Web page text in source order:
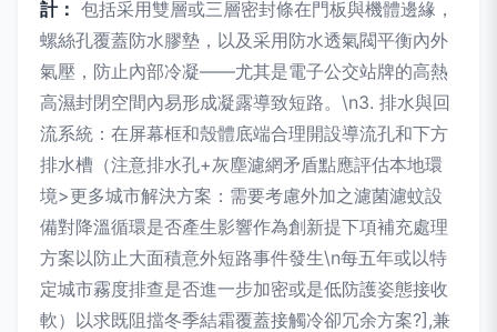
計： 包括采用雙層或三層密封條在門板與機體邊緣，
螺絲孔覆蓋防水膠墊，以及采用防水透氣閥平衡內外
氣壓，防止內部冷凝——尤其是電子公交站牌的高熱
高濕封閉空間內易形成凝露導致短路。\n3. 排水與回
流系統：在屏幕框和殼體底端合理開設導流孔和下方
排水槽（注意排水孔+灰塵濾網矛盾點應評估本地環
境>更多城市解決方案：需要考慮外加之濾菌濾蚊設
備對降溫循環是否產生影響作為創新提下項補充處理
方案以防止大面積意外短路事件發生\n每五年或以特
定城市霧度排查是否進一步加密或是低防護姿態接收
軟）以求既阻擋冬季結霜覆蓋接觸冷卻冗余方案?],兼